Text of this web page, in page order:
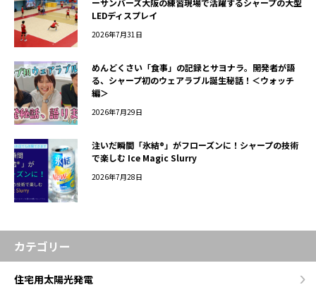
ーサンバーズ大阪の練習現場で活躍するシャープの大型
LEDディスプレイ
2026年7月31日
めんどくさい「食事」の記録とサヨナラ。開発者が語
る、シャープ初のウェアラブル誕生秘話！＜ウォッチ
編＞
2026年7月29日
注いだ瞬間「氷結®」がフローズンに！シャープの技術
で楽しむ Ice Magic Slurry
2026年7月28日
カテゴリー
住宅用太陽光発電